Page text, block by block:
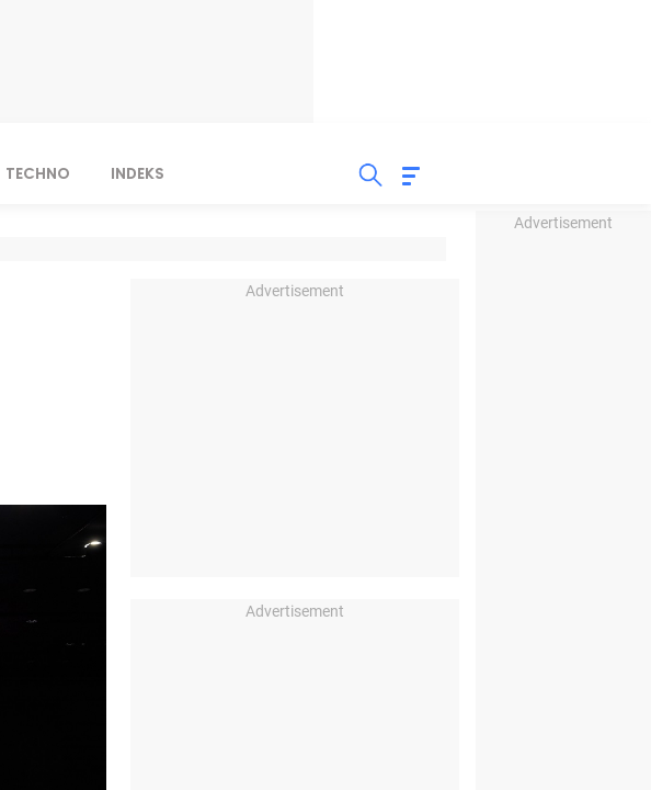
Advertisement
TECHNO INDEKS
Advertisement
Advertisement